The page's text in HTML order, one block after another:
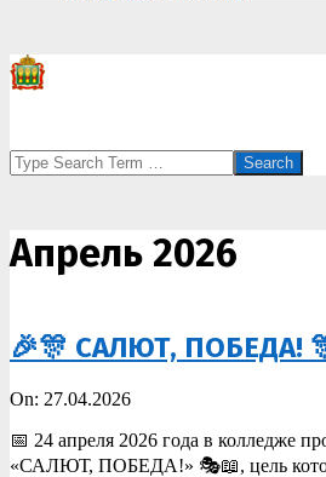
Search
Апрель 2026
🎉🎊 САЛЮТ, ПОБЕДА!
2026-
27
On: 27.04.2026
📅 24 апреля 2026 года в колледже
«САЛЮТ, ПОБЕДА!» 🎭📖, цель